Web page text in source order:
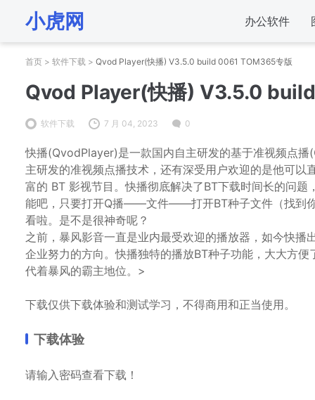
小虎网 办公软件
首页 > 软件下载 > Qvod Player(快播) V3.5.0 build 0061 TOM365专版
Qvod Player(快播) V3.5.0
软件下载 7 月 04, 2023 0
快播(QvodPlayer)是一款国内自主研发的基于准视频点
主研发的准视频点播技术，还有深受用户欢迎的是他可
富的 BT 影视节目。快播彻底解决了BT下载时间长的问
能吧，只要打开Q播——文件——打开BT种子文件（找到
看啦。是不是很神奇呢？
之前，暴风影音一直是业内最受欢迎的播放器，如今快
企业努力的方向。快播独特的播放BT种子功能，大大方
代着暴风的霸主地位。>
下载仅供下载体验和测试学习，不得商用和正当使用。
下载体验
请输入密码查看下载！